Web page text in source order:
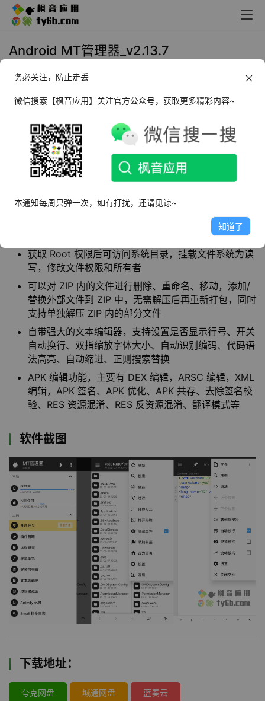
Android MT管理器_v2.13.7
2023年7月12日 10:53
具。软件有汉化应用、替换资源、修改布局、修
改逻辑代码、资源混淆、去除签名校验等功能。
软件特点
有汉化应用、替换资源、修改布局、修改逻辑代码、资
获取 Root 权限后可访问系统目录，挂载文件系统为读
写，修改文件权限和所有者
可以对 ZIP 内的文件进行删除、重命名、移动，添加/
替换外部文件到 ZIP 中，无需解压后再重新打包，同时
支持单独解压 ZIP 内的部分文件
自带强大的文本编辑器，支持设置是否显示行号、开关
自动换行、双指缩放字体大小、自动识别编码、代码语
法高亮、自动缩进、正则搜索替换
APK 编辑功能，主要有 DEX 编辑，ARSC 编辑，XML
编辑，APK 签名、APK 优化、APK 共存、去除签名校
验、RES 资源混淆、RES 反资源混淆、翻译模式等
软件截图
下载地址：
夸克网盘 城通网盘 蓝奏云
务必关注，防止走丢
微信搜索【枫音应用】关注官方公众号，获取更多精彩内容~
本通知每周只弹一次，如有打扰，还请见谅~
知道了